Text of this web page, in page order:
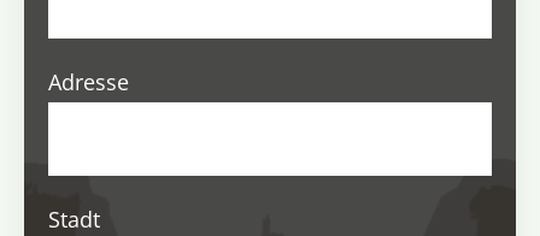
Adresse
Stadt